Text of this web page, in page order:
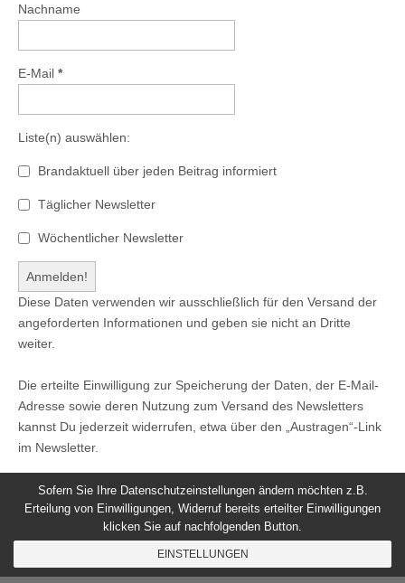
Nachname
E-Mail *
Liste(n) auswählen:
Brandaktuell über jeden Beitrag informiert
Täglicher Newsletter
Wöchentlicher Newsletter
Diese Daten verwenden wir ausschließlich für den Versand der
angeforderten Informationen und geben sie nicht an Dritte
weiter.
Die erteilte Einwilligung zur Speicherung der Daten, der E-Mail-
Adresse sowie deren Nutzung zum Versand des Newsletters
kannst Du jederzeit widerrufen, etwa über den „Austragen“-Link
im Newsletter.
Sofern Sie Ihre Datenschutzeinstellungen ändern möchten z.B.
Erteilung von Einwilligungen, Widerruf bereits erteilter Einwilligungen
klicken Sie auf nachfolgenden Button.
EINSTELLUNGEN